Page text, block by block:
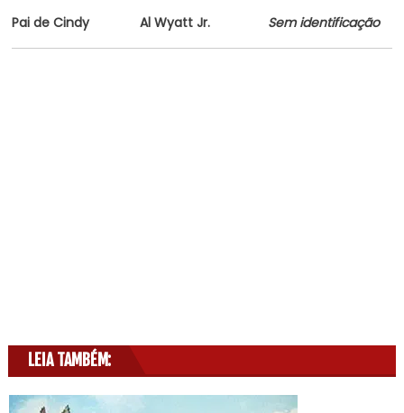
Pai de Cindy Al Wyatt Jr. Sem identificação
LEIA TAMBÉM: